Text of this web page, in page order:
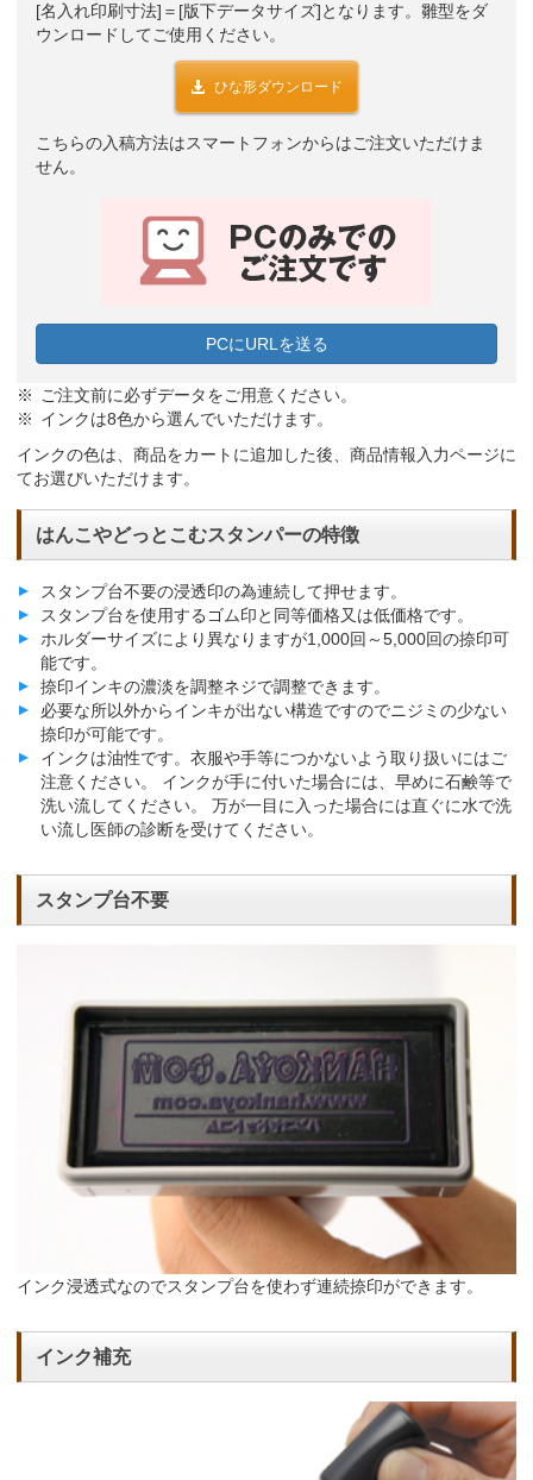
[名入れ印刷寸法]＝[版下データサイズ]となります。雛型をダ
ウンロードしてご使用ください。
ひな形ダウンロード
こちらの入稿方法はスマートフォンからはご注文いただけま
せん。
PCにURLを送る
ご注文前に必ずデータをご用意ください。
インクは8色から選んでいただけます。
インクの色は、商品をカートに追加した後、商品情報入力ページに
てお選びいただけます。
はんこやどっとこむスタンパーの特徴
スタンプ台不要の浸透印の為連続して押せます。
スタンプ台を使用するゴム印と同等価格又は低価格です。
ホルダーサイズにより異なりますが1,000回～5,000回の捺印可
能です。
捺印インキの濃淡を調整ネジで調整できます。
必要な所以外からインキが出ない構造ですのでニジミの少ない
捺印が可能です。
インクは油性です。衣服や手等につかないよう取り扱いにはご
注意ください。 インクが手に付いた場合には、早めに石鹸等で
洗い流してください。 万が一目に入った場合には直ぐに水で洗
い流し医師の診断を受けてください。
スタンプ台不要
インク浸透式なのでスタンプ台を使わず連続捺印ができます。
インク補充